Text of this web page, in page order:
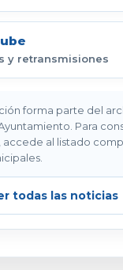
y retransmisiones
forma parte del
Para
accede al listado
todas las noticias